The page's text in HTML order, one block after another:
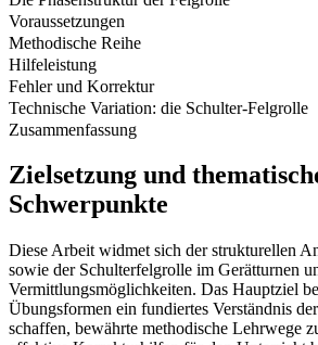
Voraussetzungen
Methodische Reihe
Hilfeleistung
Fehler und Korrektur
Technische Variation: die Schulter-Felgrolle
Zusammenfassung
Zielsetzung und
Schwerpunkte
Diese Arbeit widmet sich der strukturellen
sowie der Schulterfelgrolle im Gerätturnen
Vermittlungsmöglichkeiten. Das Hauptziel
Übungsformen ein fundiertes Verständnis
schaffen, bewährte methodische Lehrwege